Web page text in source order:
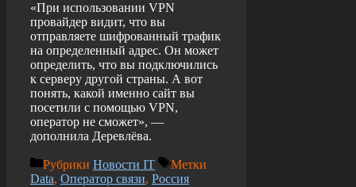
«При использовании VPN
провайдер видит, что вы
отправляете шифрованный трафик
на определенный адрес. Он может
определить, что вы подключились
к серверу другой страны. А вот
понять, какой именно сайт вы
посетили с помощью VPN,
оператор не сможет», —
дополнила Деревлёва.
Рубрики Новости IT
Метки
Data, Оператор связи, Россия